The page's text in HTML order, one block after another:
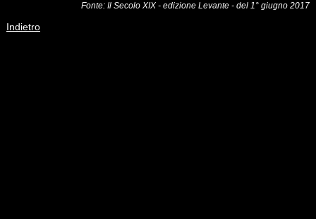
Fonte: Il Secolo XIX - edizione Levante - del 1° giugno 2017
Indietro